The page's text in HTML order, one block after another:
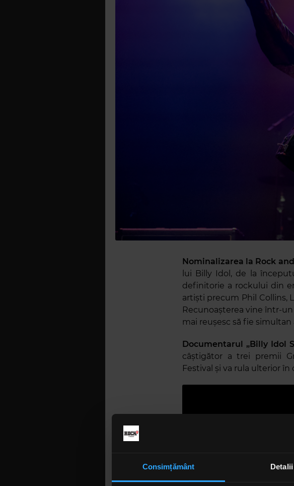
Consimțământ Detalii
Nominalizarea la Rock
lui Billy Idol, de la
definitorie a rockului din
artiști precum Phil Collins,
Recunoașterea vine într-
mai reușesc să fie
Documentarul „Billy Idol
câștigător a trei premii
Festival și va rula ulterior
Construit pe baza unor